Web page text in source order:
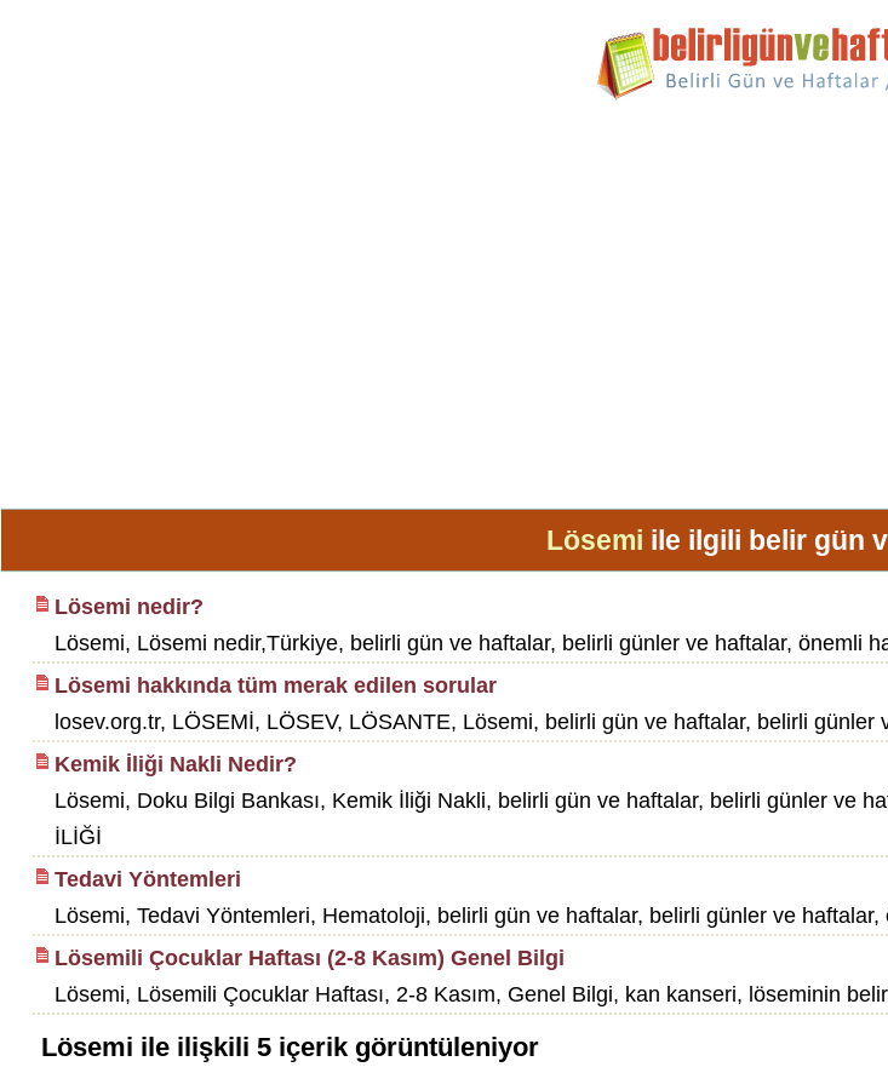
Lösemi ile ilgili belir gün
Lösemi nedir?
Lösemi, Lösemi nedir,Türkiye, belirli gün ve haftalar, belirli günler ve haftalar, önemli
Lösemi hakkında tüm merak edilen sorular
losev.org.tr, LÖSEMİ, LÖSEV, LÖSANTE, Lösemi, belirli gün ve haftalar, belirli
Kemik İliği Nakli Nedir?
Lösemi, Doku Bilgi Bankası, Kemik İliği Nakli, belirli gün ve haftalar, belirli günler ve
İLİĞİ
Tedavi Yöntemleri
Lösemi, Tedavi Yöntemleri, Hematoloji, belirli gün ve haftalar, belirli günler ve
Lösemili Çocuklar Haftası (2-8 Kasım) Genel Bilgi
Lösemi, Lösemili Çocuklar Haftası, 2-8 Kasım, Genel Bilgi, kan kanseri, löseminin
Lösemi ile ilişkili 5içerik görüntüleniyor